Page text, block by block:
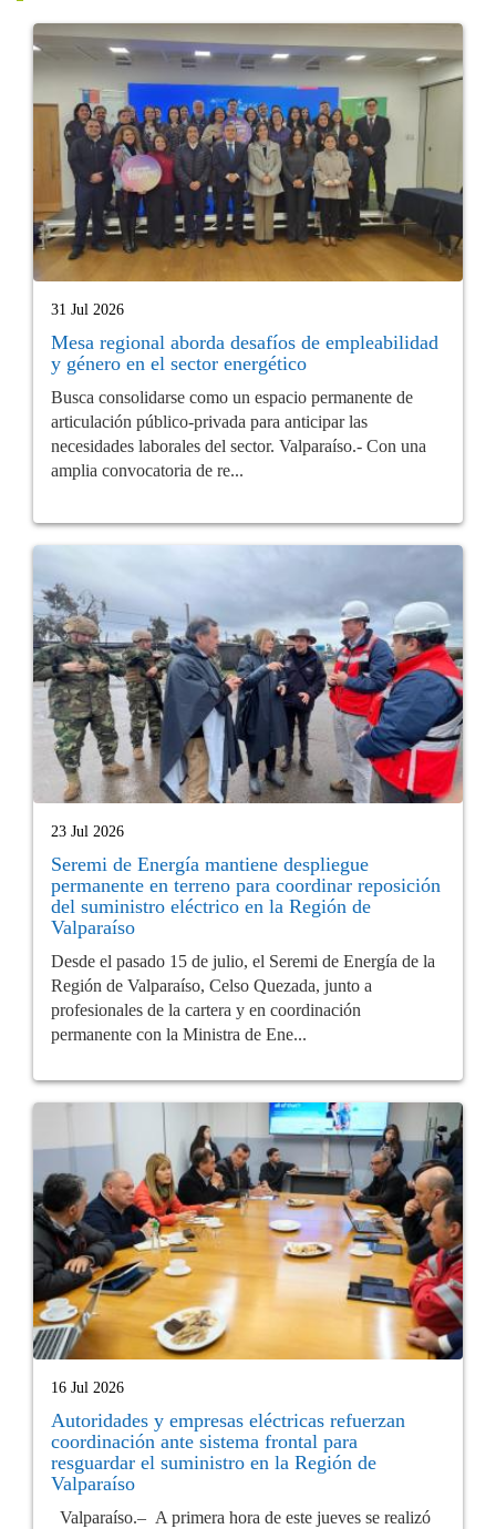
31 Jul 2026
Mesa regional aborda desafíos de empleabilidad
y género en el sector energético
Busca consolidarse como un espacio permanente de
articulación público-privada para anticipar las
necesidades laborales del sector. Valparaíso.- Con una
amplia convocatoria de re...
23 Jul 2026
Seremi de Energía mantiene despliegue
permanente en terreno para coordinar reposición
del suministro eléctrico en la Región de
Valparaíso
Desde el pasado 15 de julio, el Seremi de Energía de la
Región de Valparaíso, Celso Quezada, junto a
profesionales de la cartera y en coordinación
permanente con la Ministra de Ene...
16 Jul 2026
Autoridades y empresas eléctricas refuerzan
coordinación ante sistema frontal para
resguardar el suministro en la Región de
Valparaíso
Valparaíso.– A primera hora de este jueves se realizó